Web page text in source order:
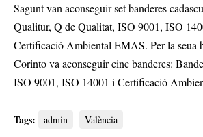
Sagunt van aconseguir set banderes
Qualitur, Q de Qualitat, ISO 9001, ISO
Certificació Ambiental EMAS. Per la seua
Corinto va aconseguir cinc banderes:
ISO 9001, ISO 14001 i Certificació
Tags: admin València